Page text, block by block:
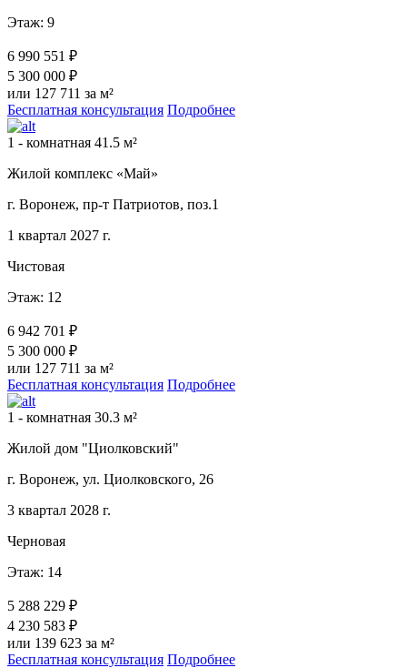
Этаж: 9
6 990 551 ₽
5 300 000 ₽
или 127 711 за м²
Бесплатная консультация Подробнее
1 - комнатная 41.5 м²
Жилой комплекс «Май»
г. Воронеж, пр-т Патриотов, поз.1
1 квартал 2027 г.
Чистовая
Этаж: 12
6 942 701 ₽
5 300 000 ₽
или 127 711 за м²
Бесплатная консультация Подробнее
1 - комнатная 30.3 м²
Жилой дом "Циолковский"
г. Воронеж, ул. Циолковского, 26
3 квартал 2028 г.
Черновая
Этаж: 14
5 288 229 ₽
4 230 583 ₽
или 139 623 за м²
Бесплатная консультация Подробнее